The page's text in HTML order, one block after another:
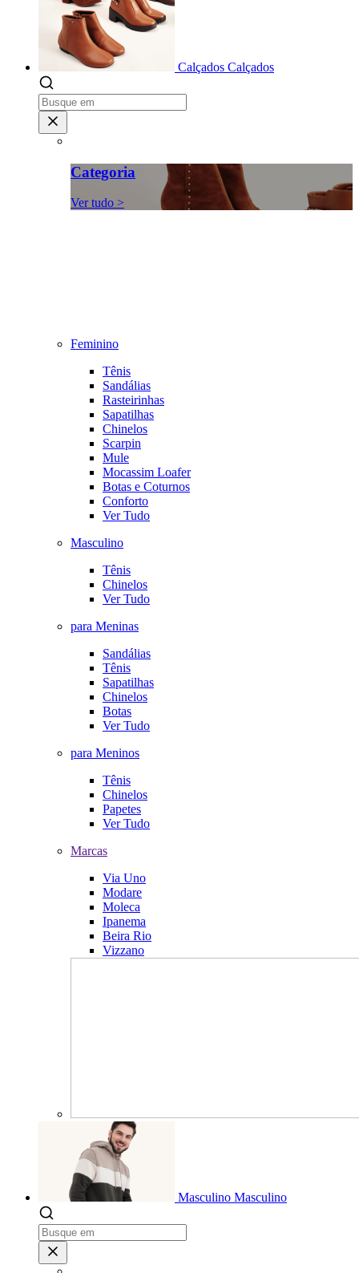
Calçados Calçados
Categoria
Ver tudo >
Feminino
Tênis
Sandálias
Rasteirinhas
Sapatilhas
Chinelos
Scarpin
Mule
Mocassim Loafer
Botas e Coturnos
Conforto
Ver Tudo
Masculino
Tênis
Chinelos
Ver Tudo
para Meninas
Sandálias
Tênis
Sapatilhas
Chinelos
Botas
Ver Tudo
para Meninos
Tênis
Chinelos
Papetes
Ver Tudo
Marcas
Via Uno
Modare
Moleca
Ipanema
Beira Rio
Vizzano
Masculino Masculino